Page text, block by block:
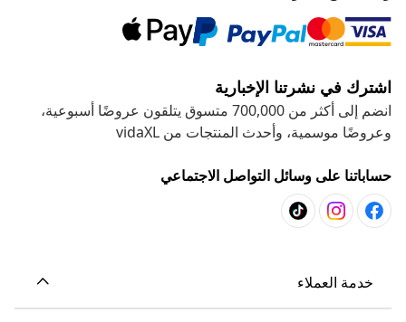
اشترك في نشرتنا الإخبارية
انضم إلى أكثر من 700,000 متسوق يتلقون عروضًا أسبوعية،
وعروضًا موسمية، وأحدث المنتجات من vidaXL
حساباتنا على وسائل التواصل الاجتماعي
خدمة العملاء